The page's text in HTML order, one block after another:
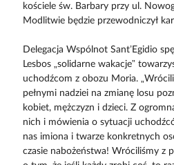
kościele św. Barbary przy ul.
Modlitwie będzie przewodniczył
Delegacja Wspólnot Sant’Egidio
Lesbos „solidarne wakacje”
uchodźcom z obozu Moria.
pełnymi nadziei na zmianę losu
kobiet, mężczyzn i dzieci. Z
nich i mówienia o sytuacji
nas imiona i twarze konkretnych
czasie nabożeństwa! Wróciliśmy z